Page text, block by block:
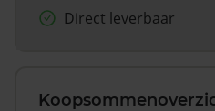
Direct leverbaar